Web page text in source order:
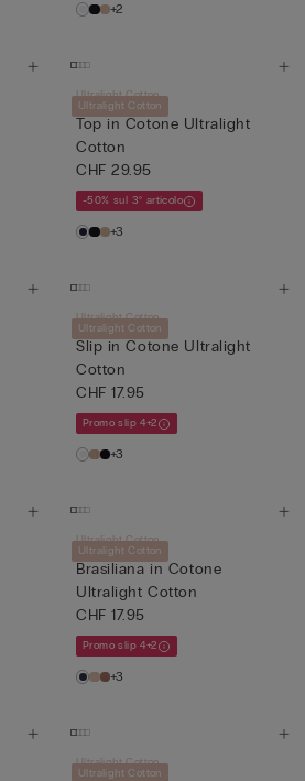
+2
Ultralight Cotton
Ultralight Cotton
Top in Cotone Ultralight
Cotton
CHF 29.95
-50% sul 3° articolo
+3
Ultralight Cotton
Ultralight Cotton
Slip in Cotone Ultralight
Cotton
CHF 17.95
Promo slip 4+2
+3
Ultralight Cotton
Ultralight Cotton
Brasiliana in Cotone
Ultralight Cotton
CHF 17.95
Promo slip 4+2
+3
Ultralight Cotton
Ultralight Cotton